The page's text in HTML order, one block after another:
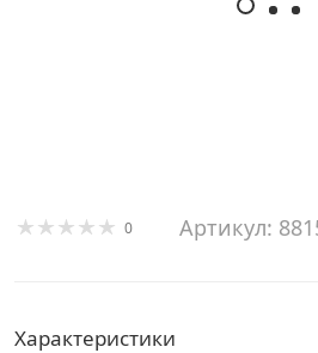
0 Артикул:
Характеристики